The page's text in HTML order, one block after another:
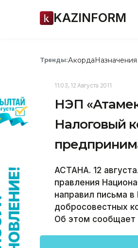
KAZINFORM
Тренды:АкордаНазначения
11:03, 12 Августа 2011
НЭП
Налоговый
АСТАНА. 12
правления
направил письма
добросовестных
Об этом сообщает